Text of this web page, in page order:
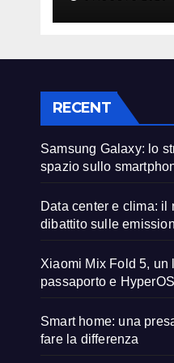
liberare
RECENT
Samsung Galaxy: lo
spazio sullo
Data center e clima: il
dibattito sulle
Xiaomi Mix Fold 5, un
passaporto e
Smart home: una
fare la differenza